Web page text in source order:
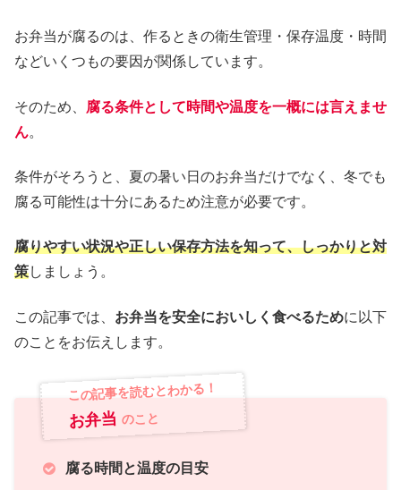
お弁当が腐るのは、作るときの衛生管理・保存温度・時間
などいくつもの要因が関係しています。
そのため、 腐る条件として時間や温度を一概には言えませ
ん。
条件がそろうと、夏の暑い日のお弁当だけでなく、冬でも
腐る可能性は十分にあるため注意が必要です。
腐りやすい状況や正しい保存方法を知って、しっかりと対
策しましょう。
この記事では、 お弁当を安全においしく食べるために以下
のことをお伝えします。
この記事を読むとわかる！
お弁当のこと
腐る時間と温度の目安